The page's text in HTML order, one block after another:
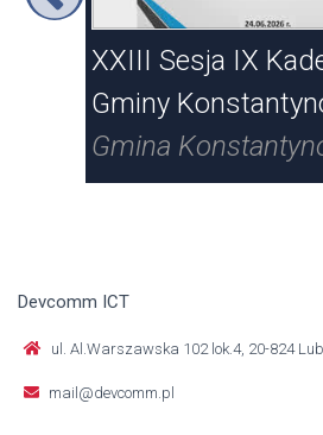
XXIII Sesja IX
Gminy
Gmina
Devcomm ICT
ul. Al.Warszawska 102 lok.4, 20-824
mail@devcomm.pl